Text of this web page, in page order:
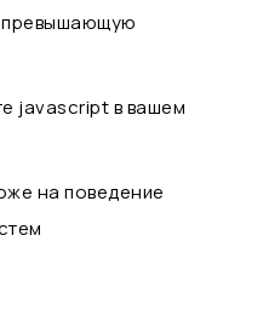
javascript в вашем
на поведение